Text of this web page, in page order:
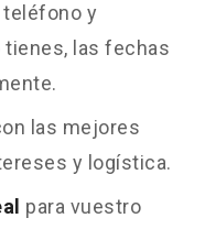
y
las fechas
las mejores
y logística.
para vuestro